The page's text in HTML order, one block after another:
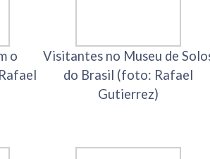
o
Visitantes no Museu de
do Brasil (foto: Rafael
Gutierrez)